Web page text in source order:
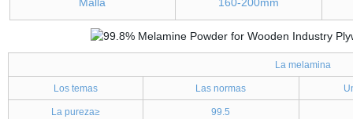
La melamina
Los temas Las normas
La pureza≥ 99.5